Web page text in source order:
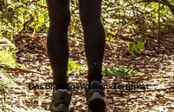
Das BildungsWelten-Zertifikat